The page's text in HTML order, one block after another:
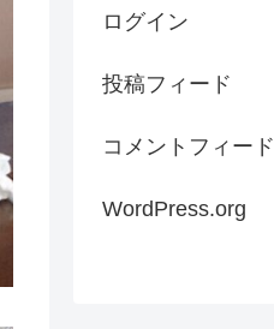
ログイン
投稿フィード
コメントフィード
WordPress.org